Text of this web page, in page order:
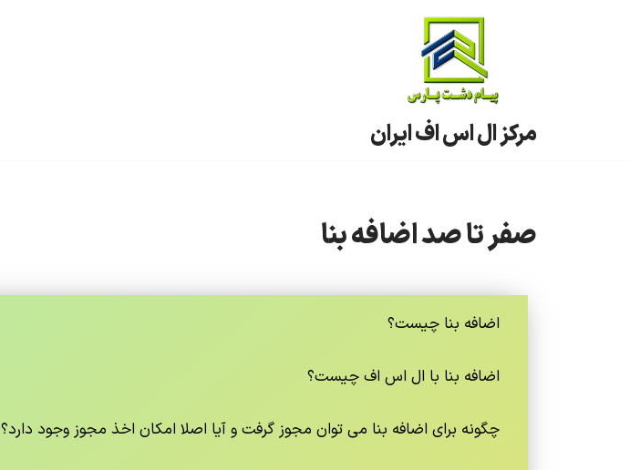
مرکز ال اس اف ایران
صفر تا صد اضافه بنا
اضافه بنا چیست؟
اضافه بنا با ال اس اف چیست؟
چگونه برای اضافه بنا می توان مجوز گرفت و آیا اصلا امکان اخذ مجوز وجود دارد؟